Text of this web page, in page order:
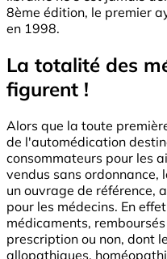
8ème édition, le premier
en 1998.
La totalité des
figurent !
Alors que la toute
de l'automédication
consommateurs pour les
vendus sans ordonnance,
un ouvrage de référence,
pour les médecins. En
médicaments,
prescription ou non, dont
allopathiques,